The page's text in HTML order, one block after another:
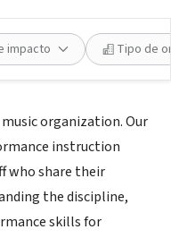
impacto Tipo de
organization. Our
instruction
who share their
the discipline,
skills for